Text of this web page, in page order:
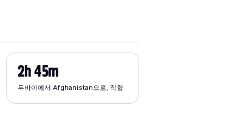
두바이에서 Afghanistan으로, 직항
2h 45m